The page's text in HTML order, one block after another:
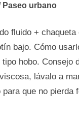
Paseo urbano
fluido + chaqueta
bajo. Cómo
hobo. Consejo
lávalo a
que no pierda